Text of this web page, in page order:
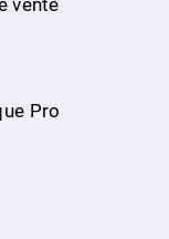
Pro